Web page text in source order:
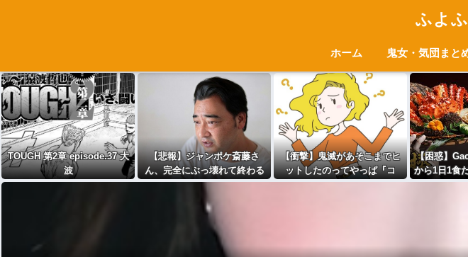
ふよふ
ホーム 鬼女・気団まと
TOUGH 第2章 episode.37 大
波
【悲報】ジャンポケ斎藤さ
ん、完全にぶっ壊れて終わる
ｗｗｗｗｗｗｗ
【衝撃】鬼滅があそこまでヒ
ットしたのってやっぱ『コ
レ』が理由ｗｗｗｗｗ
【困惑】
から1日1食
り老化が3